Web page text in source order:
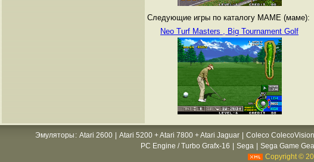
Следующие игры по каталогу MAME (маме):
Neo Turf Masters , Big Tournament Golf
Эмуляторы : Atari 2600 Atari 5200 + Atari 7800 + Atari Jaguar Coleco ColecoVision
PC Engine / Turbo Grafx-16
Sega Sega Game
Copyright ©